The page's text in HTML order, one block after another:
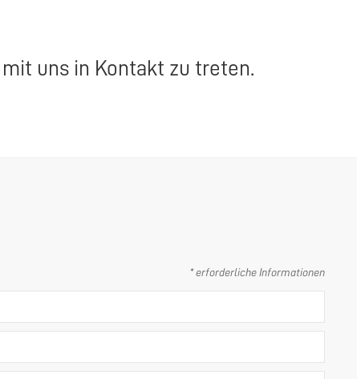
uns in Kontakt zu treten.
* erforderliche Informationen